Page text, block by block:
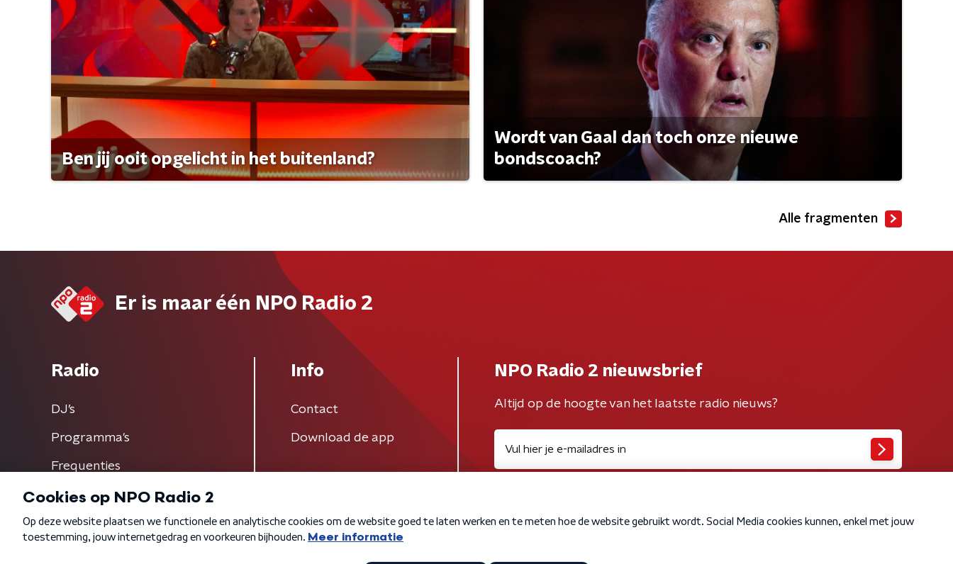
Ben jij ooit opgelicht in het buitenland?
Wordt van Gaal dan toch onze nieuwe
bondscoach?
Alle fragmenten
Er is maar één NPO Radio 2
Radio
DJ’s
Programma's
Frequenties
Info
Contact
Download de app
NPO Radio 2 nieuwsbrief
Altijd op de hoogte van het laatste radio nieuws?
Algemene voorwaarden Privacybeleid